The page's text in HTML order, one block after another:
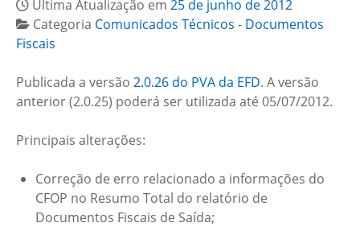
Última Atualização em 25 de junho de 2012
Categoria Comunicados Técnicos - Documentos
Fiscais
Publicada a versão 2.0.26 do PVA da EFD. A versão
anterior (2.0.25) poderá ser utilizada até 05/07/2012.
Principais alterações:
Correção de erro relacionado a informações do
CFOP no Resumo Total do relatório de
Documentos Fiscais de Saída;